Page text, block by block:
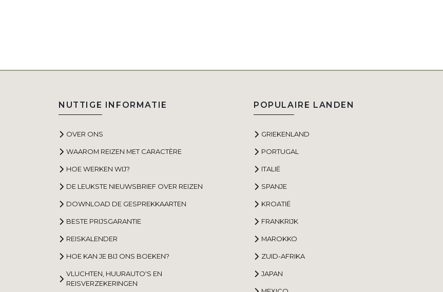
NUTTIGE INFORMATIE
OVER ONS
WAAROM REIZEN MET CARACTÈRE
HOE WERKEN WIJ?
DE LEUKSTE NIEUWSBRIEF OVER REIZEN
DOWNLOAD DE GESPREKKAARTEN
BESTE PRIJSGARANTIE
REISKALENDER
HOE KAN JE BIJ ONS BOEKEN?
VLUCHTEN, HUURAUTO'S EN
REISVERZEKERINGEN
POPULAIRE LANDEN
GRIEKENLAND
PORTUGAL
ITALIË
SPANJE
KROATIË
FRANKRIJK
MAROKKO
ZUID-AFRIKA
JAPAN